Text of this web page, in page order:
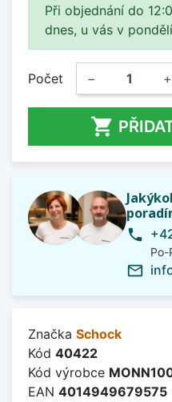
Při objednání do
dnes, u vás v
Počet − +

phone
Po-
mail_outline
Značka Schock
Kód 40422
Kód výrobce
EAN 4014949679575